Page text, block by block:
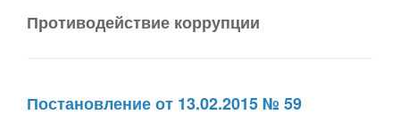
Противодействие коррупции
Постановление от 13.02.2015 № 59